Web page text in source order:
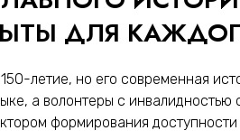
ДЛЯ
летие, но его современная
а волонтеры с
формирования